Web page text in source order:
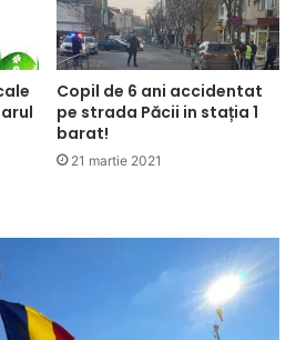
Copil de 6 ani accidentat
pe strada Păcii in stația 1
barat!
21 martie 2021